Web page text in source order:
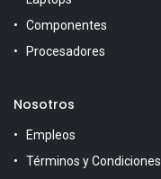
Componentes
Procesadores
Nosotros
Empleos
Términos y Condiciones